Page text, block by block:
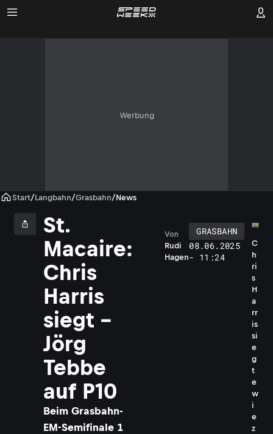
Werbung
Start/Langbahn/Grasbahn/News
St.
Macaire:
Chris
Harris
siegt –
Jörg
Tebbe
auf P10
Beim Grasbahn-
EM-Semifinale 1
Rudi
Hagen
Von
GRASBAHN
08.06.2025
- 11:24
C
h
ri
s
H
a
rr
is
si
e
g
t
e
w
i
e
z